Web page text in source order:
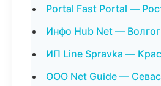
Portal Fast Portal —
Инфо Hub Net —
ИП Line Spravka —
ООО Net Guide —